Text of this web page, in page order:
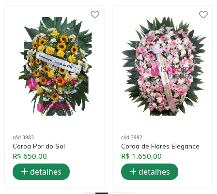
cód 3983
Coroa Por do Sol
R$ 650,00
detalhes
cód 3982
Coroa de Flores Elegance
R$ 1.650,00
detalhes